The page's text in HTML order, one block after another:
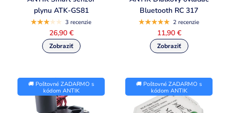
plynu ATK-GS81
3 recenzie
26,90 €
Bluetooth RC 317
2 recenzie
11,90 €
🚚 Poštovné ZADARMO s
kódom ANTIK
🚚 Poštovné ZADARMO s
kódom ANTIK